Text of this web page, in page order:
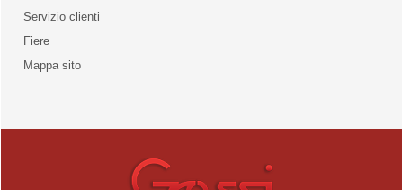
Servizio clienti
Fiere
Mappa sito